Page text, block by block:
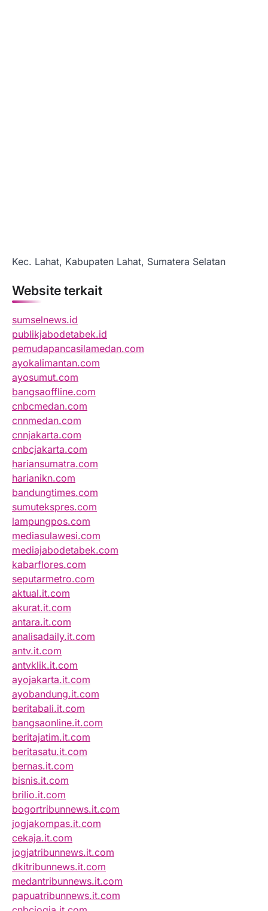
Kec. Lahat, Kabupaten Lahat, Sumatera Selatan
Website terkait
sumselnews.id
publikjabodetabek.id
pemudapancasilamedan.com
ayokalimantan.com
ayosumut.com
bangsaoffline.com
cnbcmedan.com
cnnmedan.com
cnnjakarta.com
cnbcjakarta.com
hariansumatra.com
harianikn.com
bandungtimes.com
sumutekspres.com
lampungpos.com
mediasulawesi.com
mediajabodetabek.com
kabarflores.com
seputarmetro.com
aktual.it.com
akurat.it.com
antara.it.com
analisadaily.it.com
antv.it.com
antvklik.it.com
ayojakarta.it.com
ayobandung.it.com
beritabali.it.com
bangsaonline.it.com
beritajatim.it.com
beritasatu.it.com
bernas.it.com
bisnis.it.com
brilio.it.com
bogortribunnews.it.com
jogjakompas.it.com
cekaja.it.com
jogjatribunnews.it.com
dkitribunnews.it.com
medantribunnews.it.com
papuatribunnews.it.com